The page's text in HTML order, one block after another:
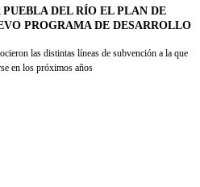
DEL RÍO EL PLAN DE
PROGRAMA DE DESARROLLO
las distintas líneas de subvención a la que
en los próximos años